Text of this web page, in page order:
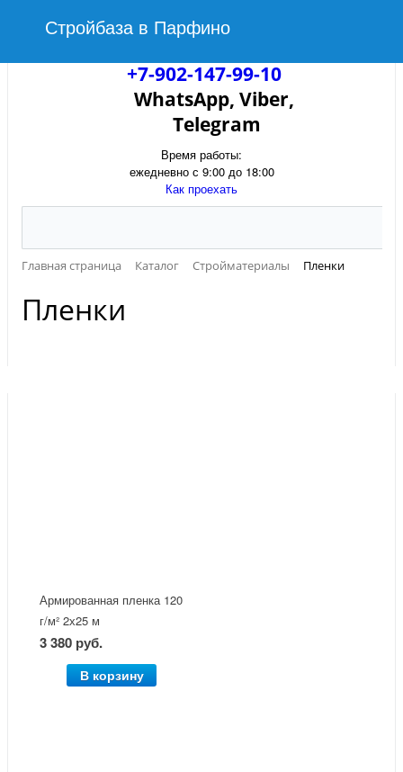
Стройбаза в Парфино
+7-902-147-99-10
WhatsApp, Viber,
Telegram
Время работы:
ежедневно с 9:00 до 18:00
Как проехать
Главная страница Каталог Стройматериалы Пленки
Пленки
Армированная пленка 120
г/м² 2х25 м
3 380 руб.
В корзину